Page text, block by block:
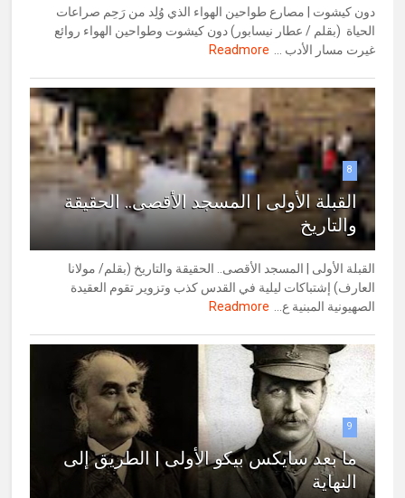
دون كيشوت | مصارع طواحين الهواء الذي وُلِد من رَحِم صراعات
الحياة (بقلم / عطار نيسابور) دون كيشوت وطواحين الهواء روائع
غيرت مسار الأدب ...
Readmore
8
القبلة الأولى | المسجد الأقصى.. الحقيقة
والتاريخ
القبلة الأولى | المسجد الأقصى.. الحقيقة والتاريخ (بقلم/ مولانا
العارف) إشتباكات ليلية في القدس كذب وتزوير تقوم العقيدة
الصهيونية المبنية ع...
Readmore
9
ما بعد سايكس بيكو الأولى | الطريق إلى
النهاية